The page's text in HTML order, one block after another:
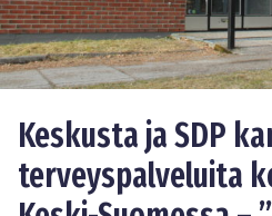
Keskusta ja SDP
terveyspalveluita